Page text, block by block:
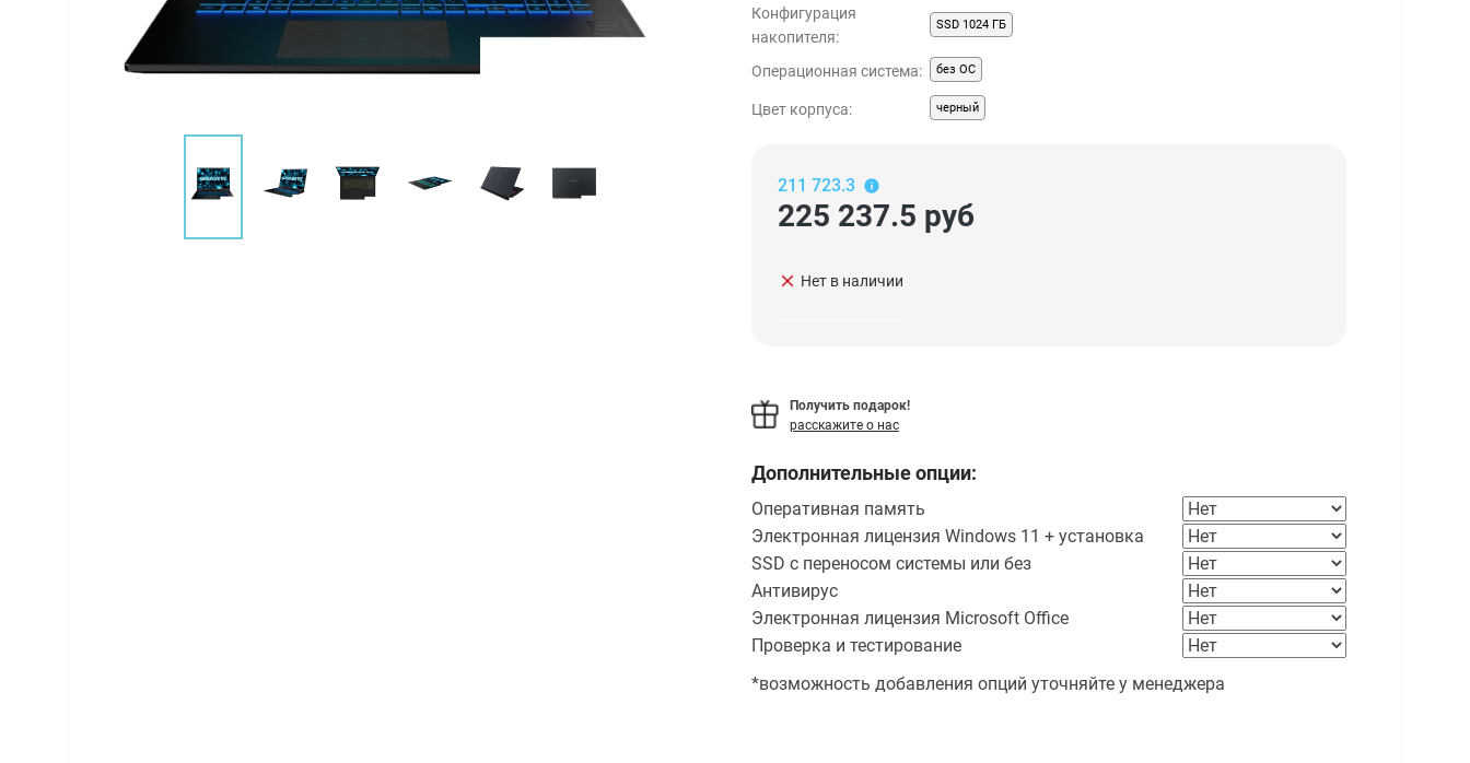
Конфигурация
накопителя:
SSD 1024 ГБ
Операционная система: без ОС
Цвет корпуса: черный
211 723.3
225 237.5 руб
clear Нет в наличии
Получить подарок!
расскажите о нас
Дополнительные опции:
Оперативная память
Электронная лицензия Windows 11 + установка
SSD с переносом системы или без
Антивирус
Электронная лицензия Microsoft Office
Проверка и тестирование
*возможность добавления опций уточняйте у менеджера